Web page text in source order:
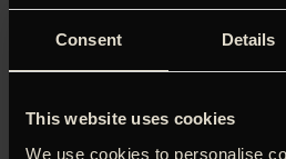
Consent Details
This website uses cookies
We use cookies to personalise